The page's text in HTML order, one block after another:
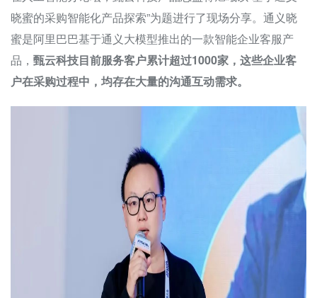
晓蜜的采购智能化产品探索”为题进行了现场分享。通义晓
蜜是阿里巴巴基于通义大模型推出的一款智能企业客服产
品， 甄云科技目前服务客户累计超过1000家，这些企业客
户在采购过程中，均存在大量的沟通互动需求。